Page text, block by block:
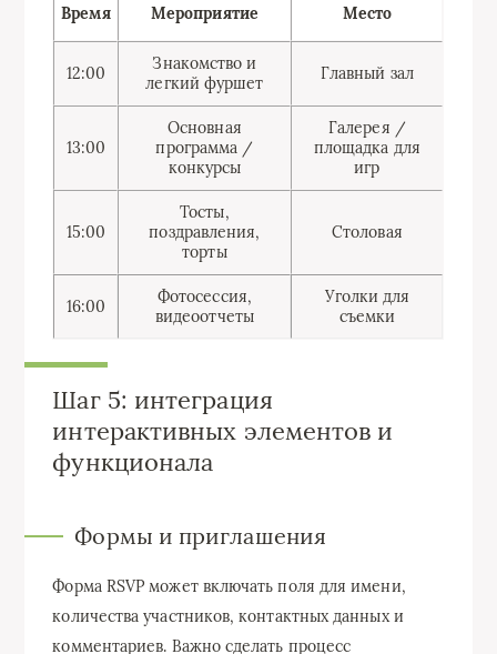
Время Мероприятие Место
12:00
Знакомство и
легкий фуршет
Главный зал
13:00
Основная
программа /
конкурсы
Галерея /
площадка для
игр
15:00
Тосты,
поздравления,
торты
Столовая
16:00
Фотосессия,
видеоотчеты
Уголки для
съемки
Шаг 5: интеграция
интерактивных элементов и
функционала
Формы и приглашения
Форма RSVP может включать поля для имени,
количества участников, контактных данных и
комментариев. Важно сделать процесс